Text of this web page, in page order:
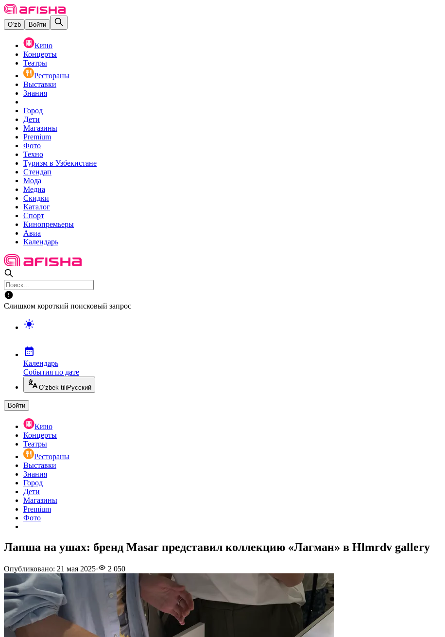
O‘zb Войти
Кино
Концерты
Театры
Рестораны
Выставки
Знания
Город
Дети
Магазины
Premium
Фото
Техно
Туризм в Узбекистане
Стендап
Мода
Медиа
Скидки
Каталог
Спорт
Кинопремьеры
Авиа
Календарь
Слишком короткий поисковый запрос
Календарь
События по дате
O’zbek tili Русский
Войти
Кино
Концерты
Театры
Рестораны
Выставки
Знания
Город
Дети
Магазины
Premium
Фото
Лапша на ушах: бренд Masar представил коллекцию «Лагман» в Hlmrdv gallery
Опубликовано: 21 мая 2025· 2 050